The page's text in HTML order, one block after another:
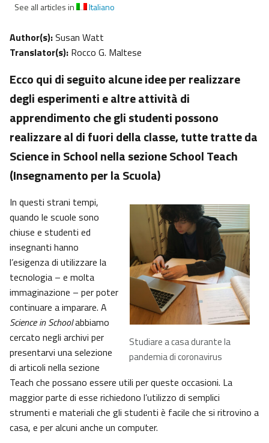
See all articles in
Italiano
Author(s):Susan Watt
Translator(s): Rocco G. Maltese
Ecco qui di seguito alcune idee per realizzare
degli esperimenti e altre attività di
apprendimento che gli studenti possono
realizzare al di fuori della classe, tutte tratte da
Science in School nella sezione School Teach
(Insegnamento per la Scuola)
Studiare a casa durante la
pandemia di coronavirus
In questi strani tempi,
quando le scuole sono
chiuse e studenti ed
insegnanti hanno
l’esigenza di utilizzare la
tecnologia – e molta
immaginazione – per poter
continuare a imparare. A
Science in Schoolabbiamo
cercato negli archivi per
presentarvi una selezione
di articoli nella sezione
Teach che possano essere utili per queste occasioni. La
maggior parte di esse richiedono l’utilizzo di semplici
strumenti e materiali che gli studenti è facile che si ritrovino a
casa, e per alcuni anche un computer.